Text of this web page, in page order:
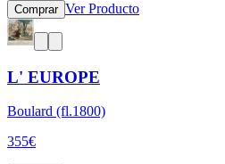
Comprar Ver Producto
L' EUROPE
Boulard (fl.1800)
355€